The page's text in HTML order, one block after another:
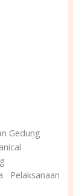
Gedung
Pelaksanaan